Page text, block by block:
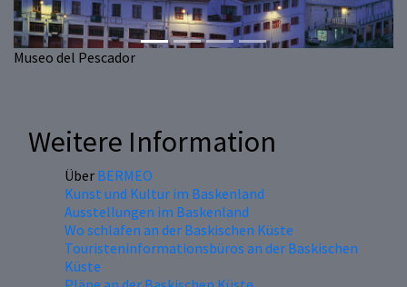
Museo del Pescador
Weitere Information
Über BERMEO
Kunst und Kultur im Baskenland
Ausstellungen im Baskenland
Wo schlafen an der Baskischen Küste
Touristeninformationsbüros an der Baskischen
Küste